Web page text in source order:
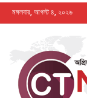
মঙ্গলবার, আগস্ট ৪, ২০২৬